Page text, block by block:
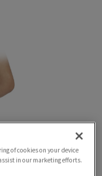
of cookies on your device
in our marketing efforts.